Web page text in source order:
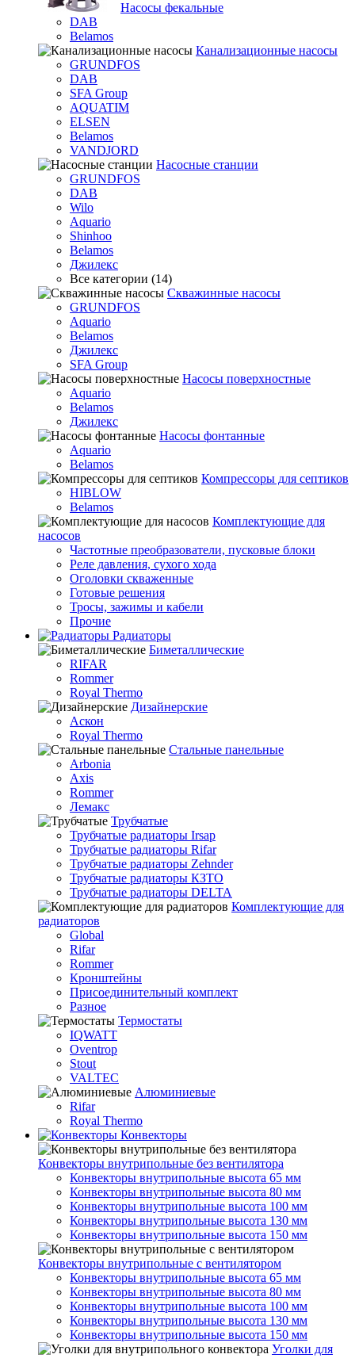
Насосы фекальные
DAB
Belamos
Канализационные насосы
GRUNDFOS
DAB
SFA Group
AQUATIM
ELSEN
Belamos
VANDJORD
Насосные станции
GRUNDFOS
DAB
Wilo
Aquario
Shinhoo
Belamos
Джилекс
Все категории (14)
Скважинные насосы
GRUNDFOS
Aquario
Belamos
Джилекс
SFA Group
Насосы поверхностные
Aquario
Belamos
Джилекс
Насосы фонтанные
Aquario
Belamos
Компрессоры для септиков
HIBLOW
Belamos
Комплектующие для
насосов
Частотные преобразователи, пусковые блоки
Реле давления, сухого хода
Оголовки скваженные
Готовые решения
Тросы, зажимы и кабели
Прочие
Радиаторы
Биметаллические
RIFAR
Rommer
Royal Thermo
Дизайнерские
Аскон
Royal Thermo
Стальные панельные
Arbonia
Axis
Rommer
Лемакс
Трубчатые
Трубчатые радиаторы Irsap
Трубчатые радиаторы Rifar
Трубчатые радиаторы Zehnder
Трубчатые радиаторы КЗТО
Трубчатые радиаторы DELTA
Комплектующие для
радиаторов
Global
Rifar
Rommer
Кронштейны
Присоединительный комплект
Разное
Термостаты
IQWATT
Oventrop
Stout
VALTEC
Алюминиевые
Rifar
Royal Thermo
Конвекторы
Конвекторы внутрипольные без вентилятора
Конвекторы внутрипольные высота 65 мм
Конвекторы внутрипольные высота 80 мм
Конвекторы внутрипольные высота 100 мм
Конвекторы внутрипольные высота 130 мм
Конвекторы внутрипольные высота 150 мм
Конвекторы внутрипольные с вентилятором
Конвекторы внутрипольные высота 65 мм
Конвекторы внутрипольные высота 80 мм
Конвекторы внутрипольные высота 100 мм
Конвекторы внутрипольные высота 130 мм
Конвекторы внутрипольные высота 150 мм
Уголки для